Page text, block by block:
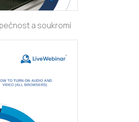
a soukromí